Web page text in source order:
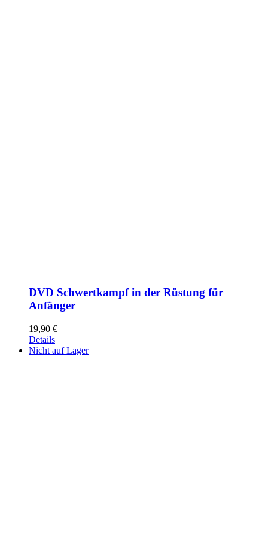
DVD Schwertkampf in der Rüstung für
Anfänger
19,90 €
Details
Nicht auf Lager